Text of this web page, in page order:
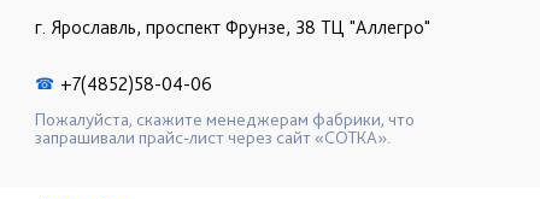
г. Ярославль, проспект Фрунзе, 38 ТЦ "Аллегро"
☎ +7(4852)58-04-06
Пожалуйста, скажите менеджерам фабрики, что
запрашивали прайс-лист через сайт «СОТКА».